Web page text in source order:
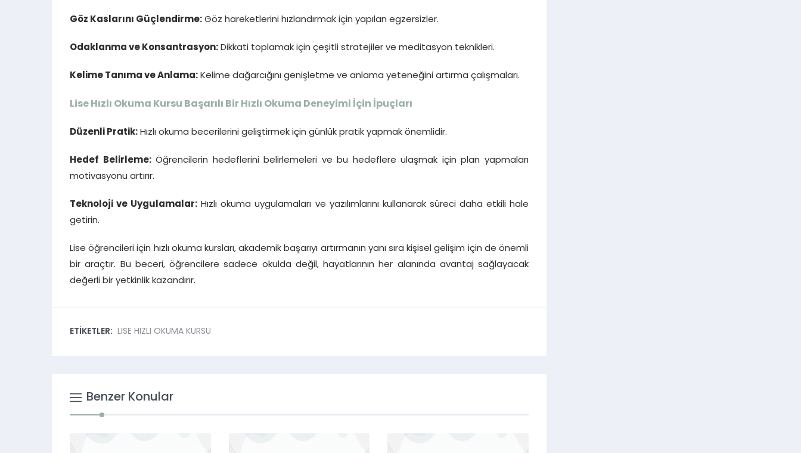
Göz Kaslarını Güçlendirme: Göz hareketlerini hızlandırmak için yapılan egzersizler.
Odaklanma ve Konsantrasyon: Dikkati toplamak için çeşitli stratejiler ve meditasyon teknikleri.
Kelime Tanıma ve Anlama: Kelime dağarcığını genişletme ve anlama yeteneğini artırma çalışmaları.
Lise Hızlı Okuma Kursu Başarılı Bir Hızlı Okuma Deneyimi İçin İpuçları
Düzenli Pratik: Hızlı okuma becerilerini geliştirmek için günlük pratik yapmak önemlidir.
Hedef Belirleme:Öğrencilerin hedeflerini belirlemeleri ve bu hedeflere ulaşmak için plan yapmaları
motivasyonu artırır.
Teknoloji ve Uygulamalar: Hızlı okuma uygulamaları ve yazılımlarını kullanarak süreci daha etkili hale
getirin.
Lise öğrencileri için hızlı okuma kursları, akademik başarıyı artırmanın yanı sıra kişisel gelişim için de önemli
bir araçtır. Bu beceri, öğrencilere sadece okulda değil, hayatlarının her alanında avantaj sağlayacak
değerli bir yetkinlik kazandırır.
ETİKETLER: LİSE HIZLI OKUMA KURSU
Benzer Konular